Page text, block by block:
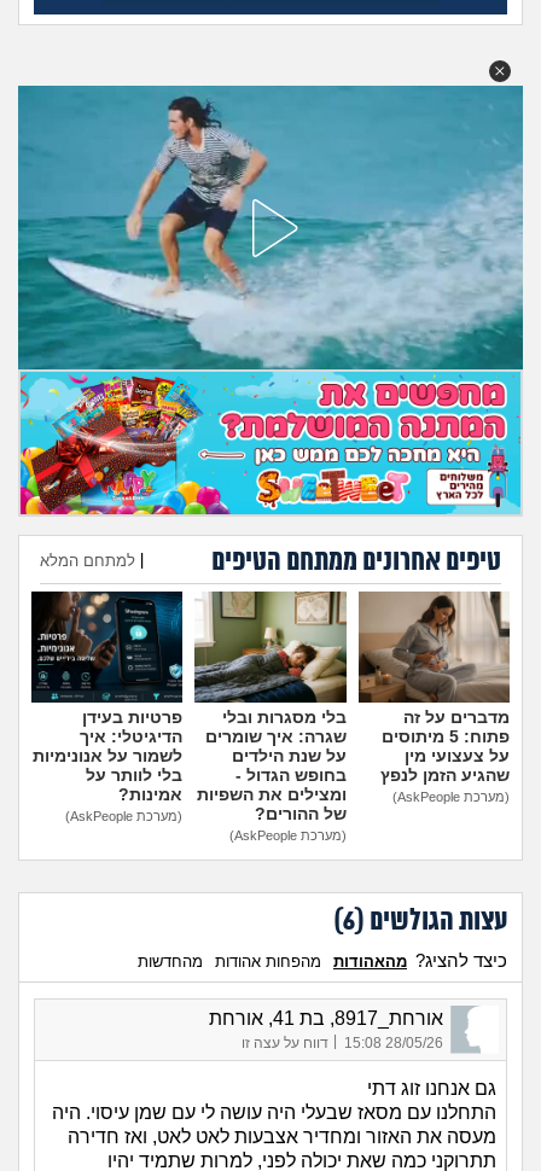
מה שעובר עליי
פיננסי וכלכלה
בין הסדינים
חיות מחמד
יוקר המחיה
גאווה
טיפים אחרונים ממתחם הטיפים למתחם המלא
הוספת טיפ
מדברים על זה
פתוח: 5 מיתוסים
על צעצועי מין
שהגיע הזמן לנפץ
(מערכת AskPeople)
בלי מסגרות ובלי
שגרה: איך שומרים
על שנת הילדים
בחופש הגדול -
ומצילים את השפיות
של ההורים?
(מערכת AskPeople)
פרטיות בעידן
הדיגיטלי: איך
לשמור על אנונימיות
בלי לוותר על
אמינות?
(מערכת AskPeople)
עצות הגולשים (6
)
כיצד להציג? מהאהודות מהפחות אהודות מהחדשות
אורחת_8917, בת 41, אורחת
28/05/26 15:08
| דווח על עצה זו
גם אנחנו זוג דתי
התחלנו עם מסאז שבעלי היה עושה לי עם שמן עיסוי. היה
מעסה את האזור ומחדיר אצבעות לאט לאט, ואז חדירה
תתרוקני כמה שאת יכולה לפני, למרות שתמיד יהיו